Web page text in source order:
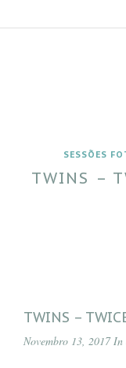
SESSÕES
TWINS –
TWINS –
Novembro 13, 2017 In